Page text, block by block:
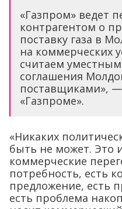
«Газпром» ведет
контрагентом о
поставку газа в
на коммерческих
считаем
соглашения
поставщиками»,
«Газпроме».
«Никаких
быть не может. Это
коммерческие
потребность, есть
предложение, есть
есть проблема